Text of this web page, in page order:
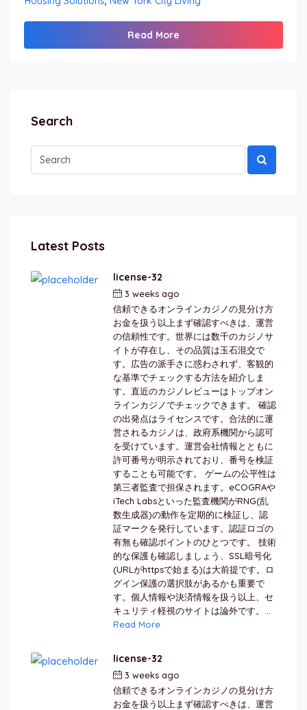
Read More
Search
Latest Posts
license-32
3 weeks ago
信頼できるオンラインカジノの見分け方
お金を扱う以上まず確認すべきは、運営
の信頼性です。世界には数千のカジノサ
イトが存在し、その品質は玉石混交で
す。広告の派手さに惑わされず、客観的
な基準でチェックする方法を紹介しま
す。直近のカジノレビューはトップオン
ラインカジノでチェックできます。 確認
の出発点はライセンスです。合法的に運
営されるカジノは、政府系機関から認可
を受けています。運営会社情報とともに
許可番号が明示されており、番号を検証
することも可能です。 ゲームの公平性は
第三者監査で担保されます。eCOGRAや
iTech Labsといった監査機関がRNG(乱
数生成器)の動作を定期的に検証し、認
証マークを発行しています。認証ロゴの
有無も確認ポイントのひとつです。 技術
的な保護も確認しましょう、SSL暗号化
(URLがhttpsで始まる)は大前提です。ロ
グイン保護の選択肢があるかも重要で
す。個人情報や決済情報を扱う以上、セ
キュリティ軽視のサイトは論外です。...
Read More
license-32
3 weeks ago
信頼できるオンラインカジノの見分け方
お金を扱う以上まず確認すべきは、運営